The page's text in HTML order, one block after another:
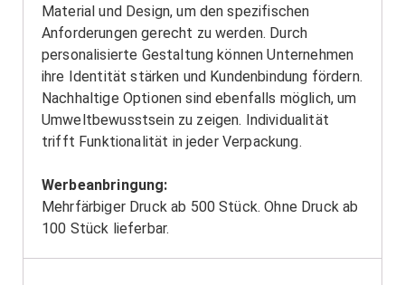
Material und Design, um den spezifischen
Anforderungen gerecht zu werden. Durch
personalisierte Gestaltung können Unternehmen
ihre Identität stärken und Kundenbindung fördern.
Nachhaltige Optionen sind ebenfalls möglich, um
Umweltbewusstsein zu zeigen. Individualität
trifft Funktionalität in jeder Verpackung.
Werbeanbringung:
Mehrfärbiger Druck ab 500 Stück. Ohne Druck ab
100 Stück lieferbar.